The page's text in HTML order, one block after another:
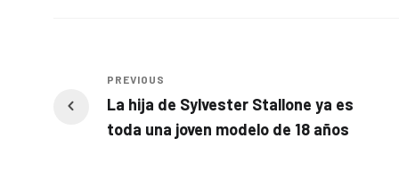
PREVIOUS
La hija de Sylvester Stallone ya es
toda una joven modelo de 18 años